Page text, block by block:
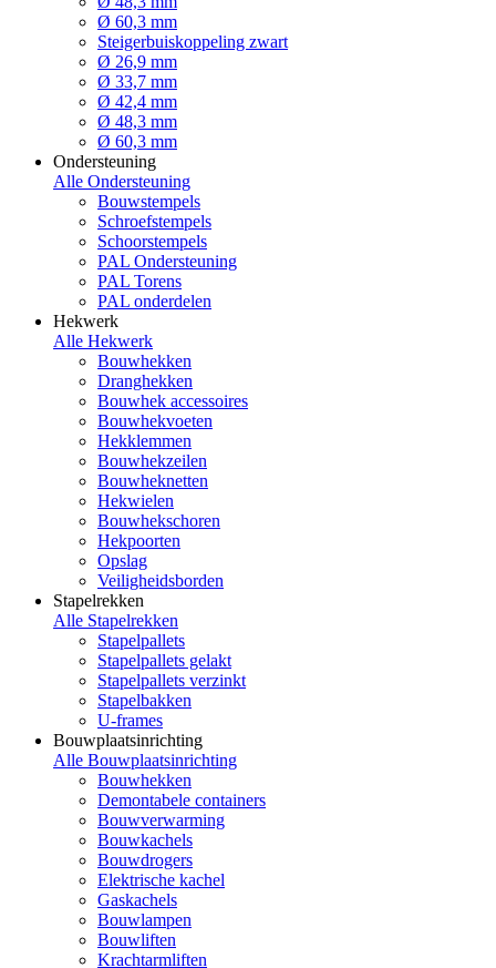
Ø 60,3 mm
Steigerbuiskoppeling zwart
Ø 26,9 mm
Ø 33,7 mm
Ø 42,4 mm
Ø 48,3 mm
Ø 60,3 mm
Ondersteuning
Alle Ondersteuning
Bouwstempels
Schroefstempels
Schoorstempels
PAL Ondersteuning
PAL Torens
PAL onderdelen
Hekwerk
Alle Hekwerk
Bouwhekken
Dranghekken
Bouwhek accessoires
Bouwhekvoeten
Hekklemmen
Bouwhekzeilen
Bouwheknetten
Hekwielen
Bouwhekschoren
Hekpoorten
Opslag
Veiligheidsborden
Stapelrekken
Alle Stapelrekken
Stapelpallets
Stapelpallets gelakt
Stapelpallets verzinkt
Stapelbakken
U-frames
Bouwplaatsinrichting
Alle Bouwplaatsinrichting
Bouwhekken
Demontabele containers
Bouwverwarming
Bouwkachels
Bouwdrogers
Elektrische kachel
Gaskachels
Bouwlampen
Bouwliften
Krachtarmliften